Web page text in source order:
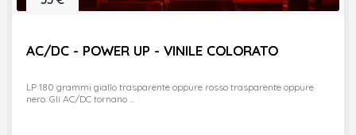
AC/DC - POWER UP - VINILE COLORATO
LP 180 grammi giallo trasparente oppure rosso trasparente oppure
nero. Gli AC/DC tornano ...